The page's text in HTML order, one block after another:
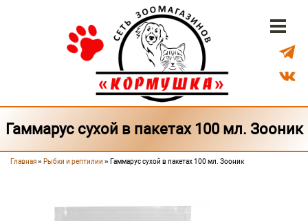
Перейти к основному содержанию
Бонусная система
Доставка
Наши магазины
Гаммарус сухой в пакетах 100 мл. Зооник
Вы здесь
Главная» Рыбки и рептилии » Гаммарус сухой в пакетах 100 мл. Зооник